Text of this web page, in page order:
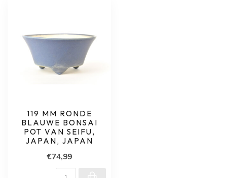
119 MM RONDE
BLAUWE BONSAI
POT VAN SEIFU,
JAPAN, JAPAN
€74,99